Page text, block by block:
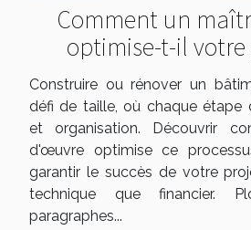
Comment un
optimise-t-il
Construire ou rénover un
défi de taille, où chaque étape
et organisation. Découvrir
d'œuvre optimise ce
garantir le succès de votre
technique que financier.
paragraphes...